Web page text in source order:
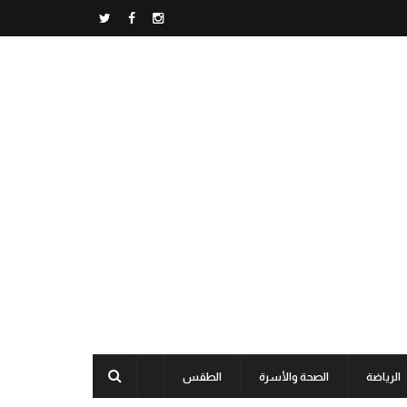
الرياضة الصحة والأسرة الطقس